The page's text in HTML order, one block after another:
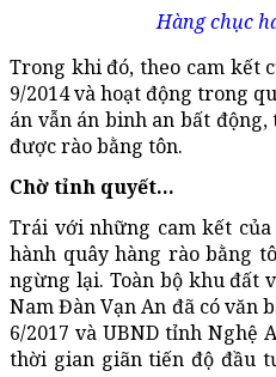
Hàng chục
Trong khi đó, theo cam kết
9/2014 và hoạt động trong
án vẫn án binh an bất
được rào bằng tôn.
Chờ tỉnh quyết...
Trái với những cam kết
hành quây hàng rào bằng
ngừng lại. Toàn bộ khu đất
Nam Đàn Vạn An đã có văn
6/2017 và UBND tỉnh Nghệ
thời gian giãn tiến độ đầu